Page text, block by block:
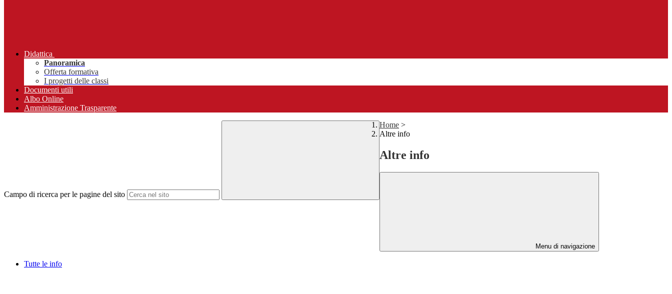
Didattica
Panoramica
Offerta formativa
I progetti delle classi
Documenti utili
Albo Online
Amministrazione Trasparente
Campo di ricerca per le pagine del sito
Home >
Altre info
Altre info
Menu di navigazione
Tutte le info